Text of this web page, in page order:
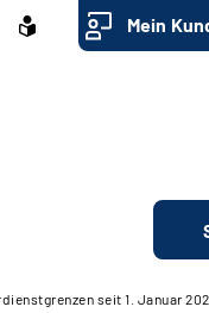
Mein
seit 1. Januar